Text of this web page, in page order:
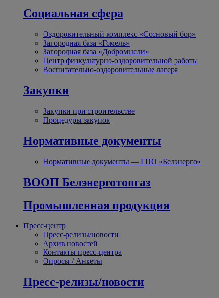
Социальная сфера
Оздоровительный комплекс «Сосновый бор»
Загородная база «Гомель»
Загородная база «Добромысли»
Центр физкультурно-оздоровительной работы
Воспитательно-оздоровительные лагеря
Закупки
Закупки при строительстве
Процедуры закупок
Нормативные документы
Нормативные документы — ГПО «Белэнерго»
ВООП Белэнерготопгаз
Промышленная продукция
Пресс-центр
Пресс-релизы/новости
Архив новостей
Контакты пресс-центра
Опросы / Анкеты
Пресс-релизы/новости